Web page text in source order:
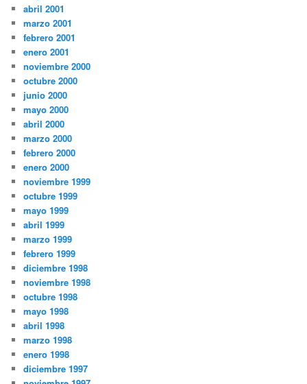
abril 2001
marzo 2001
febrero 2001
enero 2001
noviembre 2000
octubre 2000
junio 2000
mayo 2000
abril 2000
marzo 2000
febrero 2000
enero 2000
noviembre 1999
octubre 1999
mayo 1999
abril 1999
marzo 1999
febrero 1999
diciembre 1998
noviembre 1998
octubre 1998
mayo 1998
abril 1998
marzo 1998
enero 1998
diciembre 1997